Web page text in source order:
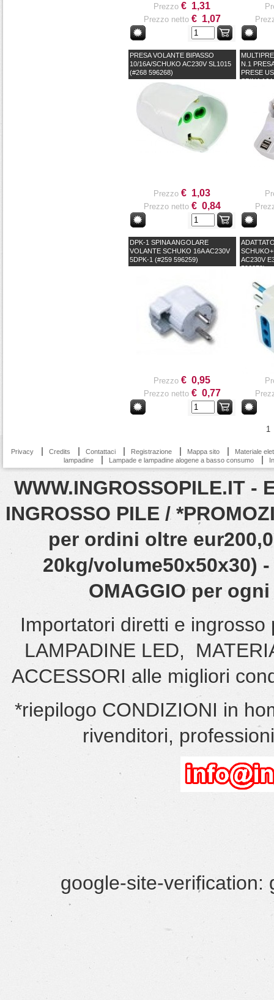
Prezzo € 1,31
Prezzo netto € 1,07
PRESA VOLANTE BIPASSO
10/16A/SCHUKO AC230V SL1015
(#268 596268)
Prezzo € 1,03
Prezzo netto € 0,84
N.1
PRESE
SPINA
DPK-1 SPINA ANGOLARE
VOLANTE SCHUKO 16A AC230V
5DPK-1 (#259 596259)
Prezzo € 0,95
Prezzo netto € 0,77
AC230V
596279)
1
Privacy Credits Contattaci Registrazione Mappa sito
Materiale
lampadine
Lampade e lampadine alogene a basso consumo
WWW.INGROSSOPILE.IT -
INGROSSO PILE /
per ordini oltre
20kg/volume50x50x30)
OMAGGIO per
Importatori diretti e
LAMPADINE LED,
ACCESSORI alle migliori
*riepilogo CONDIZIONI in
rivenditori,
google-site-verification: